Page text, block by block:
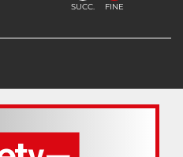
SUCC. FINE